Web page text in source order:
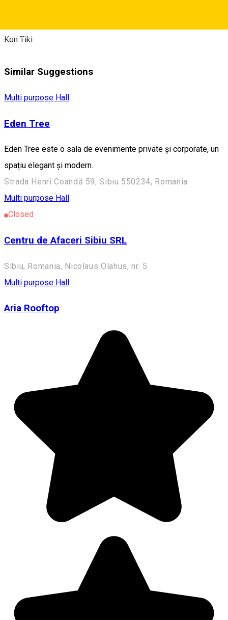
Deutsch
Kon Tiki
Similar Suggestions
Multi purpose Hall
Eden Tree
Eden Tree este o sala de evenimente private și corporate, un
spațiu elegant și modern.
Strada Henri Coandă 59, Sibiu 550234, Romania
Multi purpose Hall
Closed
Centru de Afaceri Sibiu SRL
Sibiu, Romania, Nicolaus Olahus, nr. 5
Multi purpose Hall
Aria Rooftop